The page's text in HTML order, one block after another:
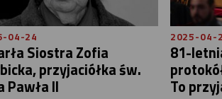
04-24
Siostra Zofia
przyjaciółka św.
Pawła II
2025-04-
81-
To